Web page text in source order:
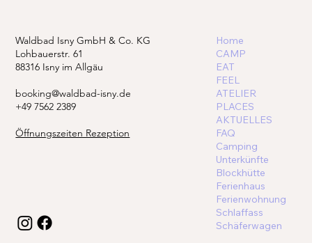
Waldbad Isny GmbH & Co. KG
Lohbauerstr. 61
88316 Isny im Allgäu
booking@waldbad-isny.de
+49 7562 2389
Öffnungszeiten Rezeption
Home
CAMP
EAT
FEEL
ATELIER
PLACES
AKTUELLES
FAQ
Camping
Unterkünfte
Blockhütte
Ferienhaus
Ferienwohnung
Schlaffass
Schäferwagen